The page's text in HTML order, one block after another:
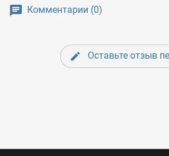
Комментарии (0)
Оставьте отзыв